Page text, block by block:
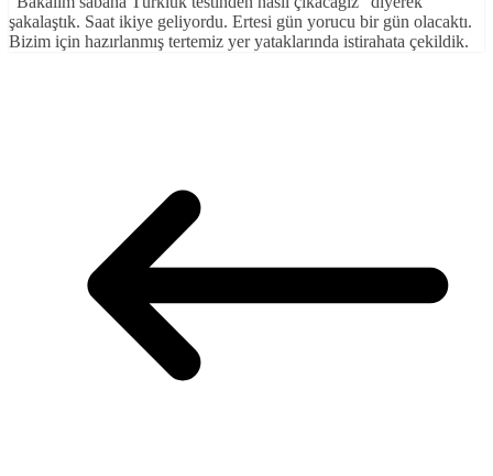
şakalaştık. Saat ikiye geliyordu. Ertesi gün yorucu bir gün olacaktı.
Bizim için hazırlanmış tertemiz yer yataklarında istirahata çekildik.